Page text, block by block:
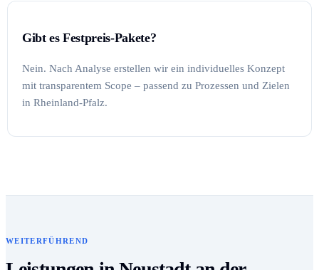
Gibt es Festpreis-Pakete?
Nein. Nach Analyse erstellen wir ein individuelles Konzept
mit transparentem Scope – passend zu Prozessen und Zielen
in Rheinland-Pfalz.
WEITERFÜHREND